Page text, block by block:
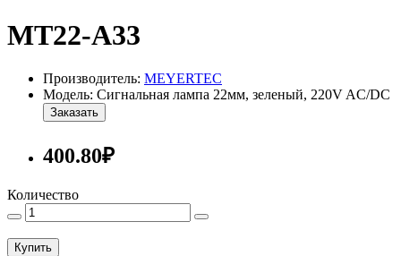
MT22-A33
Производитель: MEYERTEC
Модель: Сигнальная лампа 22мм, зеленый, 220V AC/DC
Заказать
400.80₽
Количество
Купить